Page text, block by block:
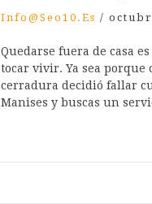
Info@seo10.es /
Quedarse fuera de casa
tocar vivir. Ya sea porque
cerradura decidió fallar
Manises y buscas un